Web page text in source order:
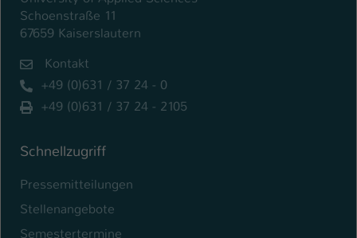
Schoenstraße 11
67659 Kaiserslautern
Kontakt
+49 (0)631 / 37 24 - 0
+49 (0)631 / 37 24 - 2105
Schnellzugriff
Pressemitteilungen
Stellenangebote
Semestertermine
Name fe_typo_user / PHPSESSID
Anbieter TYPO3
Dieses Cookie ist ein Standard-Session-
wiedererkannt werden und es wird ihm
gewährt.